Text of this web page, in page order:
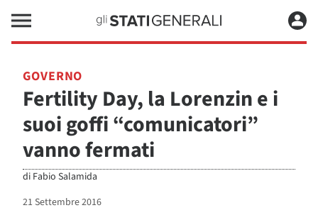
GOVERNO
Fertility Day, la Lorenzin e i
suoi goffi “comunicatori”
vanno fermati
di Fabio Salamida
21 Settembre 2016